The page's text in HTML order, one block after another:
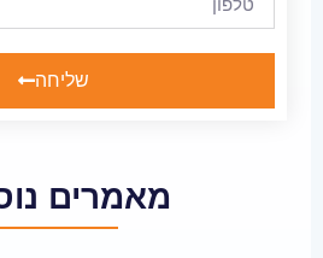
שליחה
מאמרים